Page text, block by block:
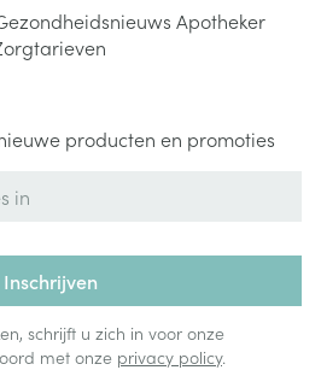
Apotheker
producten en promoties
Inschrijven
schrijft u zich in voor onze
met onze privacy policy.